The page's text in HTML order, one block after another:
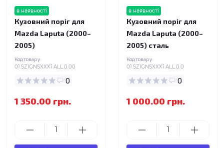
в наявності
Кузовний поріг для
Mazda Laputa (2000–
2005)
Код товару:
01.SZIGNSXXX1.ALL.0.00
0
1 350.00 грн.
в наявності
Кузовний поріг для
Mazda Laputa (2000–
2005) сталь
Код товару:
01.SZIGNSXXX1.ALL.0.0
0
1 000.00 грн.